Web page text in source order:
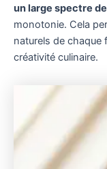
un large spectre
monotonie. Cela
naturels de chaque
créativité culinaire.